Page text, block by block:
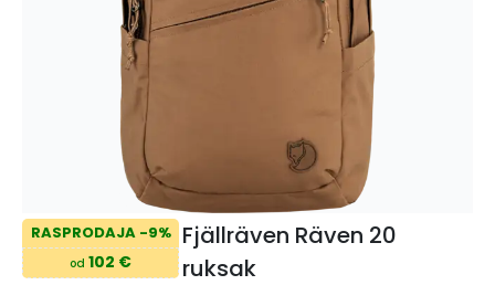
RASPRODAJA -9%
od 102 €
Fjällräven Räven 20
ruksak